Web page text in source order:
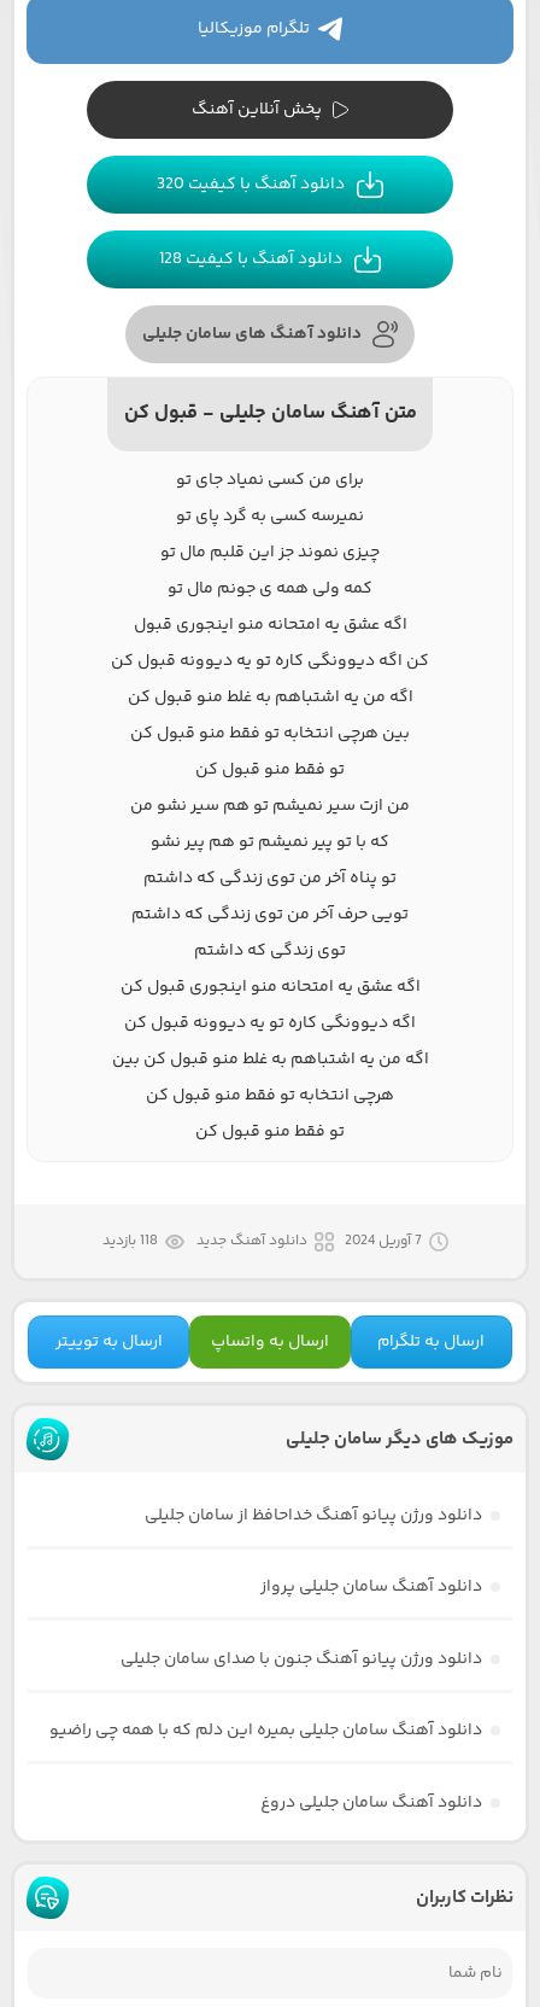
تلگرام موزیکالیا
پخش آنلاین آهنگ
دانلود آهنگ با کیفیت 320
دانلود آهنگ با کیفیت 128
دانلود آهنگ های سامان جلیلی
متن آهنگ سامان جلیلی - قبول کن
برای من کسی نمیاد جای تو
نمیرسه کسی به گرد پای تو
چیزی نموند جز این قلبم مال تو
کمه ولی همه ی جونم مال تو
اگه عشق یه امتحانه منو اینجوری قبول
کن اگه دیوونگی کاره تو یه دیوونه قبول کن
اگه من یه اشتباهم به غلط منو قبول کن
بین هرچی انتخابه تو فقط منو قبول کن
تو فقط منو قبول کن
من ازت سیر نمیشم تو هم سیر نشو من
که با تو پیر نمیشم تو هم پیر نشو
تو پناه آخر من توی زندگی که داشتم
تویی حرف آخر من توی زندگی که داشتم
توی زندگی که داشتم
اگه عشق یه امتحانه منو اینجوری قبول کن
اگه دیوونگی کاره تو یه دیوونه قبول کن
اگه من یه اشتباهم به غلط منو قبول کن بین
هرچی انتخابه تو فقط منو قبول کن
تو فقط منو قبول کن
7 آوریل 2024 دانلود آهنگ جدید 118 بازدید
ارسال به تلگرام ارسال به واتساپ ارسال به توییتر
موزیک های دیگر سامان جلیلی
دانلود ورژن پیانو آهنگ خداحافظ از سامان جلیلی
دانلود آهنگ سامان جلیلی پرواز
دانلود ورژن پیانو آهنگ جنون با صدای سامان جلیلی
دانلود آهنگ سامان جلیلی بمیره این دلم که با همه چی راضیو
دانلود آهنگ سامان جلیلی دروغ
نظرات کاربران